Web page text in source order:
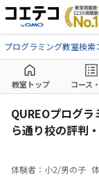
プログラミング教室検索
教室トップ コース
QUREOプログ
ら通り校の評判
体験者：小2/男の子